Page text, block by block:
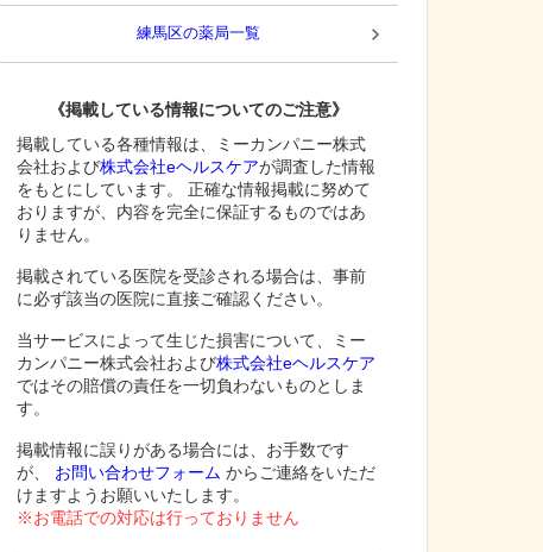
練馬区の薬局一覧
《掲載している情報についてのご注意》
掲載している各種情報は、ミーカンパニー株式
会社および株式会社eヘルスケアが調査した情報
をもとにしています。 正確な情報掲載に努めて
おりますが、内容を完全に保証するものではあ
りません。
掲載されている医院を受診される場合は、事前
に必ず該当の医院に直接ご確認ください。
当サービスによって生じた損害について、ミー
カンパニー株式会社および株式会社eヘルスケア
ではその賠償の責任を一切負わないものとしま
す。
掲載情報に誤りがある場合には、お手数です
が、
お問い合わせフォーム からご連絡をいただ
けますようお願いいたします。
※お電話での対応は行っておりません